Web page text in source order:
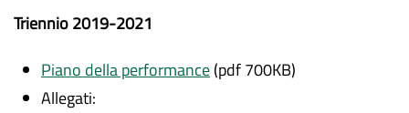
Triennio 2019-2021
Piano della performance(pdf 700KB)
Allegati: